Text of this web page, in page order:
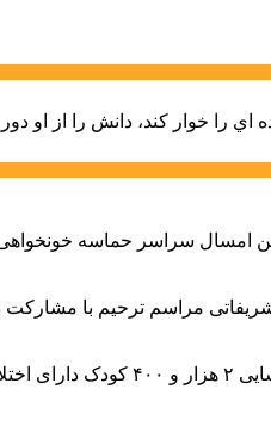
اي را خوار كند، دانش را از او
مراسم ترحیم با مشارکت